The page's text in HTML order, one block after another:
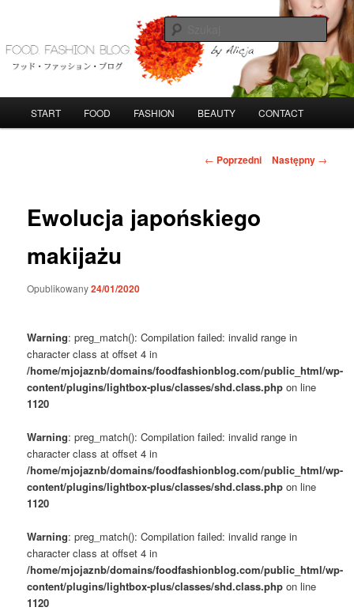
tekstu
FoodFashionBlog
START FOOD FASHION BEAUTY CONTACT
N
i
g
i
u
← Poprzedni Następny →
Ewolucja japońskiego
makijażu
Opublikowany24/01/2020
Warning: preg_match(): Compilation failed: invalid range in
character class at offset 4 in
/home/mjojaznb/domains/foodfashionblog.com/public_html/wp-
content/plugins/lightbox-plus/classes/shd.class.php on line
1120
Warning: preg_match(): Compilation failed: invalid range in
character class at offset 4 in
/home/mjojaznb/domains/foodfashionblog.com/public_html/wp-
content/plugins/lightbox-plus/classes/shd.class.php on line
1120
Warning: preg_match(): Compilation failed: invalid range in
character class at offset 4 in
/home/mjojaznb/domains/foodfashionblog.com/public_html/wp-
content/plugins/lightbox-plus/classes/shd.class.php on line
1120